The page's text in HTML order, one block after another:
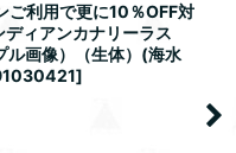
ご利用で更に10％OFF対
ディアンカナリーラス
画像）（生体）(海水
]